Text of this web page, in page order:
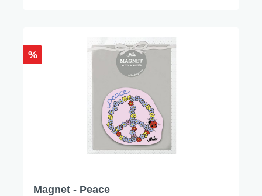
%
Magnet - Peace